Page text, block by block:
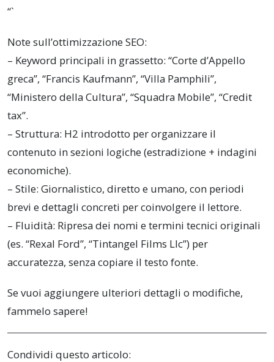
“`
Note sull’ottimizzazione SEO:
– Keyword principali in grassetto: “Corte d’Appello
greca”, “Francis Kaufmann”, “Villa Pamphili”,
“Ministero della Cultura”, “Squadra Mobile”, “Credit
tax”.
– Struttura: H2 introdotto per organizzare il
contenuto in sezioni logiche (estradizione + indagini
economiche).
– Stile: Giornalistico, diretto e umano, con periodi
brevi e dettagli concreti per coinvolgere il lettore.
– Fluidità: Ripresa dei nomi e termini tecnici originali
(es. “Rexal Ford”, “Tintangel Films Llc”) per
accuratezza, senza copiare il testo fonte.
Se vuoi aggiungere ulteriori dettagli o modifiche,
fammelo sapere!
Condividi questo articolo: